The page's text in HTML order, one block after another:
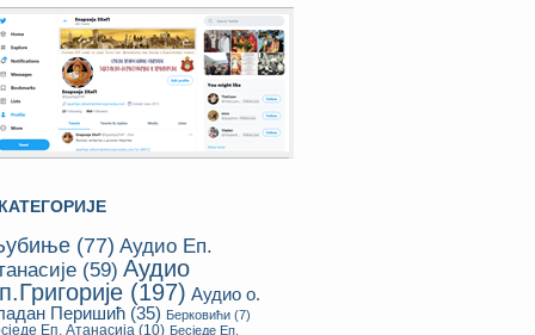
КАТЕГОРИЈЕ
(77) Аудио Еп.
(59) Аудио
(197) Аудио о.
Перишић (35) Берковићи (7)
Еп. Атанасија (10) Бесједе Еп.